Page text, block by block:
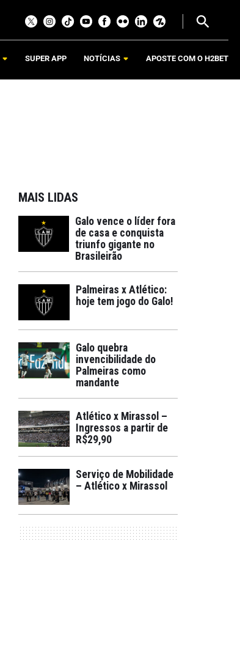
SUPER APP NOTÍCIAS APOSTE COM O H2BET
MAIS LIDAS
Galo vence o líder fora
de casa e conquista
triunfo gigante no
Brasileirão
Palmeiras x Atlético:
hoje tem jogo do Galo!
Galo quebra
invencibilidade do
Palmeiras como
mandante
Atlético x Mirassol –
Ingressos a partir de
R$29,90
Serviço de Mobilidade
– Atlético x Mirassol